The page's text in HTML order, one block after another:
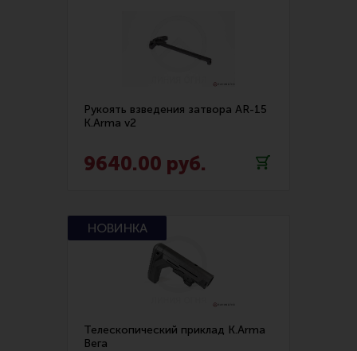
Рукоять взведения затвора AR-15
K.Arma v2
9640.00 руб.
Телескопический приклад K.Arma
Вега